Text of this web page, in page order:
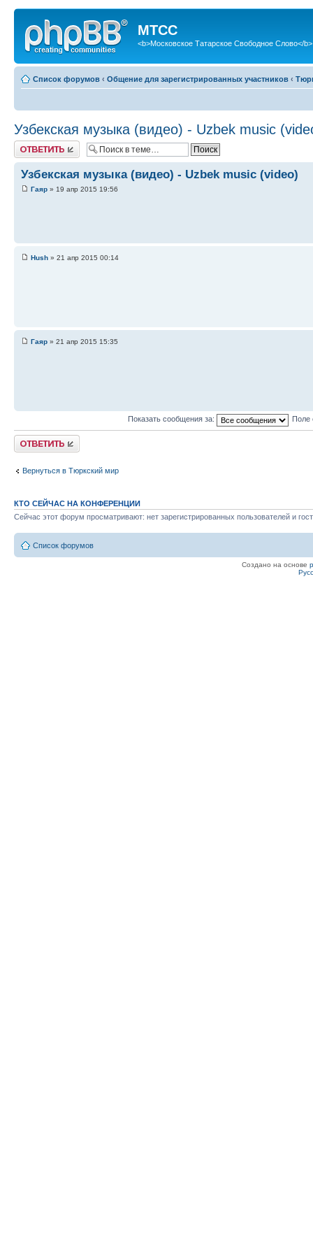
МТСС
<b>Московское Татарское Свободное Слово</b>
Список форумов ‹ Общение для зарегистрированных участников ‹
Узбекская музыка (видео) - Uzbek music
Ответить
Узбекская музыка (видео) - Uzbek music (video)
Гаяр » 19 апр 2015 19:56
Hush » 21 апр 2015 00:14
Гаяр » 21 апр 2015 15:35
Показать сообщения за: Поле
Ответить
Вернуться в Тюркский мир
КТО СЕЙЧАС НА КОНФЕРЕНЦИИ
Сейчас этот форум просматривают: нет зарегистрированных пользователей и
Список форумов
Создано на основе